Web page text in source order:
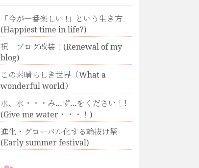
「今が一番楽しい !」という生き方
(Happiest time in life?)
祝 ブログ改装！(Renewal of my
blog)
この素晴らしき世界（What a
wonderful world）
水、水・・・み…ず…をください！!
(Give me water・・・！)
進化・グローバル化する輪抜け祭
(Early summer festival)